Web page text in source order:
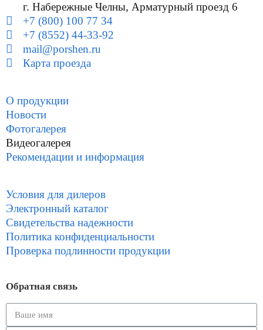
г. Набережные Челны, Арматурный проезд 6
+7 (800) 100 77 34
+7 (8552) 44-33-92
mail@porshen.ru
Карта проезда
О продукции
Новости
Фотогалерея
Видеогалерея
Рекомендации и информация
Условия для дилеров
Электронный каталог
Свидетельства надежности
Политика конфиденциальности
Проверка подлинности продукции
Обратная связь